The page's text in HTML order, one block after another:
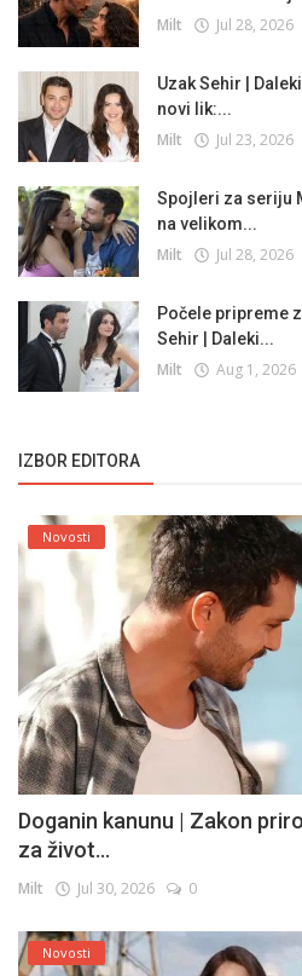
Milt Jul 28, 2026
Uzak Sehir |
novi lik:...
Milt Jul 23, 2026
Spojleri za seriju
na velikom...
Milt Jul 28, 2026
Počele pripreme
Sehir | Daleki...
Milt Aug 1, 2026
IZBOR EDITORA
Novosti
Doganin kanunu | Zakon
za život...
Milt Jul 30, 2026 0
Novosti